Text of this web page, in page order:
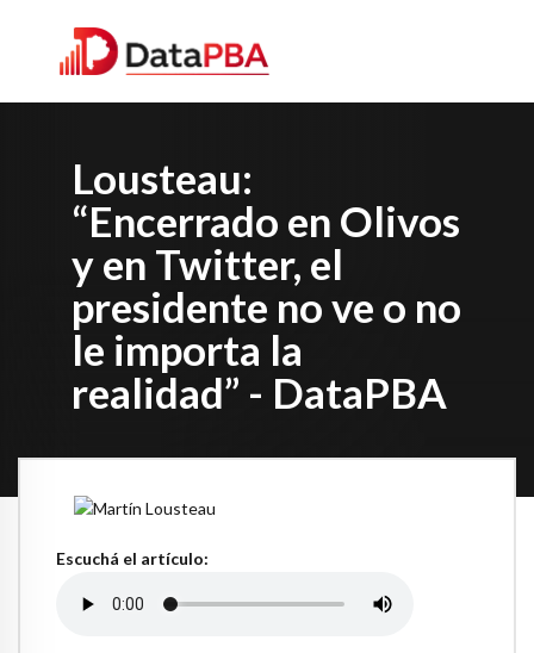
Lousteau:
“Encerrado en Olivos
y en Twitter, el
presidente no ve o no
le importa la
realidad” - DataPBA
Escuchá el artículo: